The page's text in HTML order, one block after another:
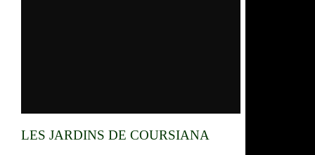
LES JARDINS DE COURSIANA